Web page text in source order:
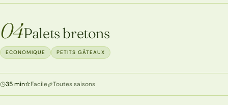
04Palets bretons
ECONOMIQUE PETITS GÂTEAUX
35 min Facile Toutes saisons